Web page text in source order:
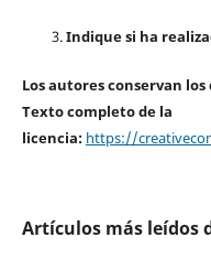
Indique si ha
Los autores conservan
Texto completo de la
licencia: https://
Artículos más leídos